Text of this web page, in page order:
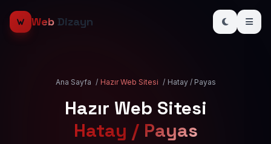
Web Dizayn
Ana Sayfa / Hazır Web Sitesi / Hatay / Payas
Hazır Web Sitesi
Hatay / Payas